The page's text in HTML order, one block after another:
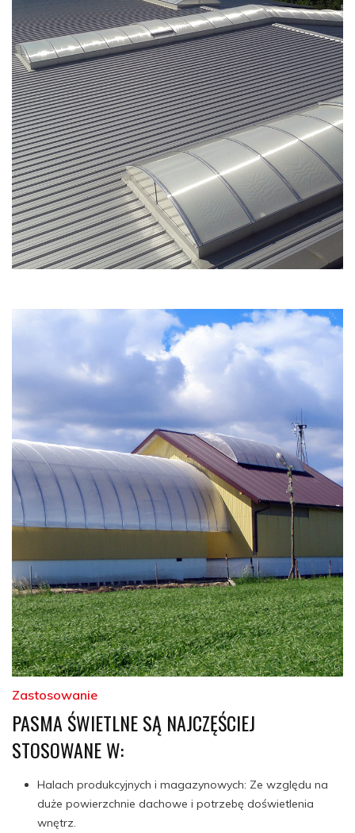
Zastosowanie
PASMA ŚWIETLNE SĄ NAJCZĘŚCIEJ
STOSOWANE W:
Halach produkcyjnych i magazynowych: Ze względu na
duże powierzchnie dachowe i potrzebę doświetlenia
wnętrz.